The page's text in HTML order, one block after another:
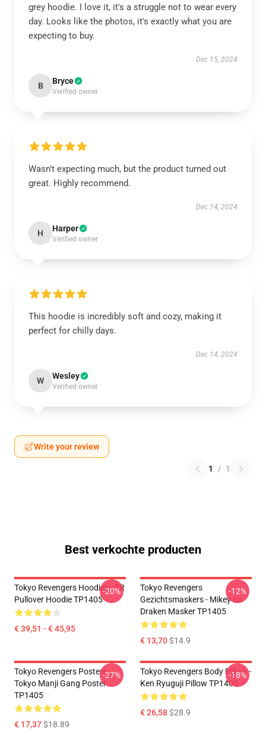
grey hoodie. I love it, it's a struggle not to wear every
day. Looks like the photos, it's exactly what you are
expecting to buy.
Dec 15, 2024
B Bryce
Verified owner
Wasn't expecting much, but the product turned out
great. Highly recommend.
Dec 14, 2024
H Harper
Verified owner
This hoodie is incredibly soft and cozy, making it
perfect for chilly days.
Dec 14, 2024
W Wesley
Verified owner
Write your review
1 / 1
Best verkochte producten
Tokyo Revengers Hoodies - TR
Pullover Hoodie TP1405
€ 39,51 - € 45,95
-20%
Tokyo Revengers
Gezichtsmaskers - Mikey En
Draken Masker TP1405
€ 13,70$14.9
-12%
Tokyo Revengers Posters -
Tokyo Manji Gang Poster
TP1405
€ 17,37$18.89
-27%
Tokyo Revengers Body Pillow -
Ken Ryuguji Pillow TP1405
€ 26,58$28.9
-18%